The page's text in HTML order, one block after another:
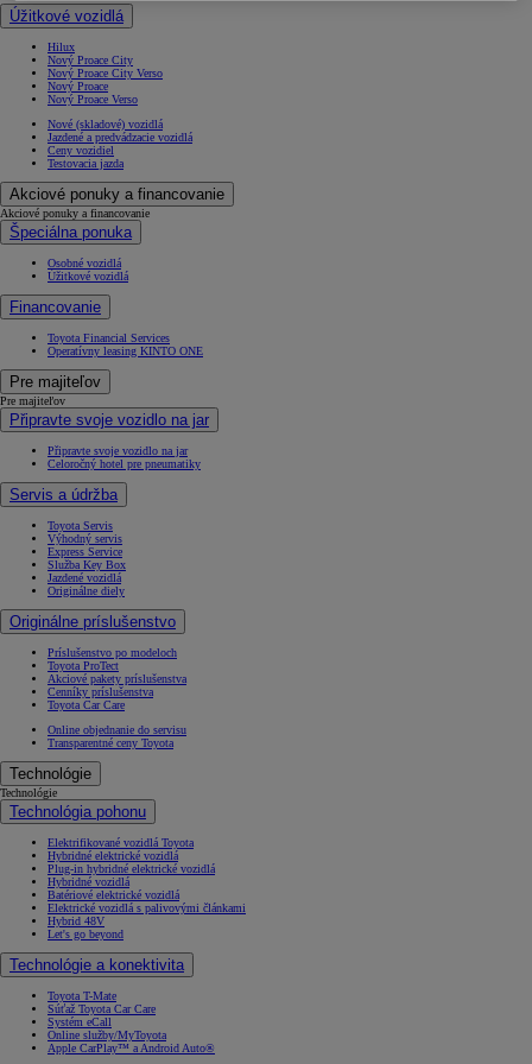
Úžitkové vozidlá
Hilux
Nový Proace City
Nový Proace City Verso
Nový Proace
Nový Proace Verso
Nové (skladové) vozidlá
Jazdené a predvádzacie vozidlá
Ceny vozidiel
Testovacia jazda
Akciové ponuky a financovanie
Akciové ponuky a financovanie
Špeciálna ponuka
Osobné vozidlá
Úžitkové vozidlá
Financovanie
Toyota Financial Services
Operatívny leasing KINTO ONE
Pre majiteľov
Pre majiteľov
Připravte svoje vozidlo na jar
Připravte svoje vozidlo na jar
Celoročný hotel pre pneumatiky
Servis a údržba
Toyota Servis
Výhodný servis
Express Service
Služba Key Box
Jazdené vozidlá
Originálne diely
Originálne príslušenstvo
Príslušenstvo po modeloch
Toyota ProTect
Akciové pakety príslušenstva
Cenníky príslušenstva
Toyota Car Care
Online objednanie do servisu
Transparentné ceny Toyota
Technológie
Technológie
Technológia pohonu
Elektrifikované vozidlá Toyota
Hybridné elektrické vozidlá
Plug-in hybridné elektrické vozidlá
Hybridné vozidlá
Batériové elektrické vozidlá
Elektrické vozidlá s palivovými článkami
Hybrid 48V
Let's go beyond
Technológie a konektivita
Toyota T-Mate
Súťaž Toyota Car Care
Systém eCall
Online služby/MyToyota
Apple CarPlay™ a Android Auto®